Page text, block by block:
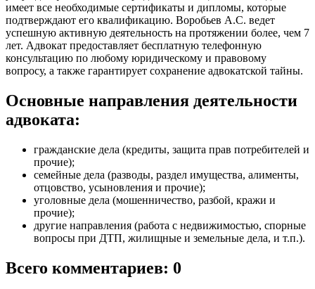
имеет все необходимые сертификаты и дипломы, которые
подтверждают его квалификацию. Воробьев А.С. ведет
успешную активную деятельность на протяжении более, чем 7
лет. Адвокат предоставляет бесплатную телефонную
консультацию по любому юридическому и правовому
вопросу, а также гарантирует сохранение адвокатской тайны.
Основные направления деятельности
адвоката:
гражданские дела (кредиты, защита прав потребителей и
прочие);
семейные дела (разводы, раздел имущества, алименты,
отцовство, усыновления и прочие);
уголовные дела (мошенничество, разбой, кражи и
прочие);
другие направления (работа с недвижимостью, спорные
вопросы при ДТП, жилищные и земельные дела, и т.п.).
Всего комментариев: 0